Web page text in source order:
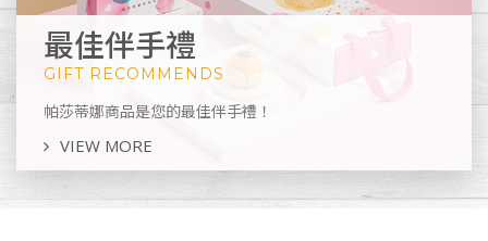
最佳伴手禮
GIFT RECOMMENDS
帕莎蒂娜商品是您的最佳伴手禮！
VIEW MORE